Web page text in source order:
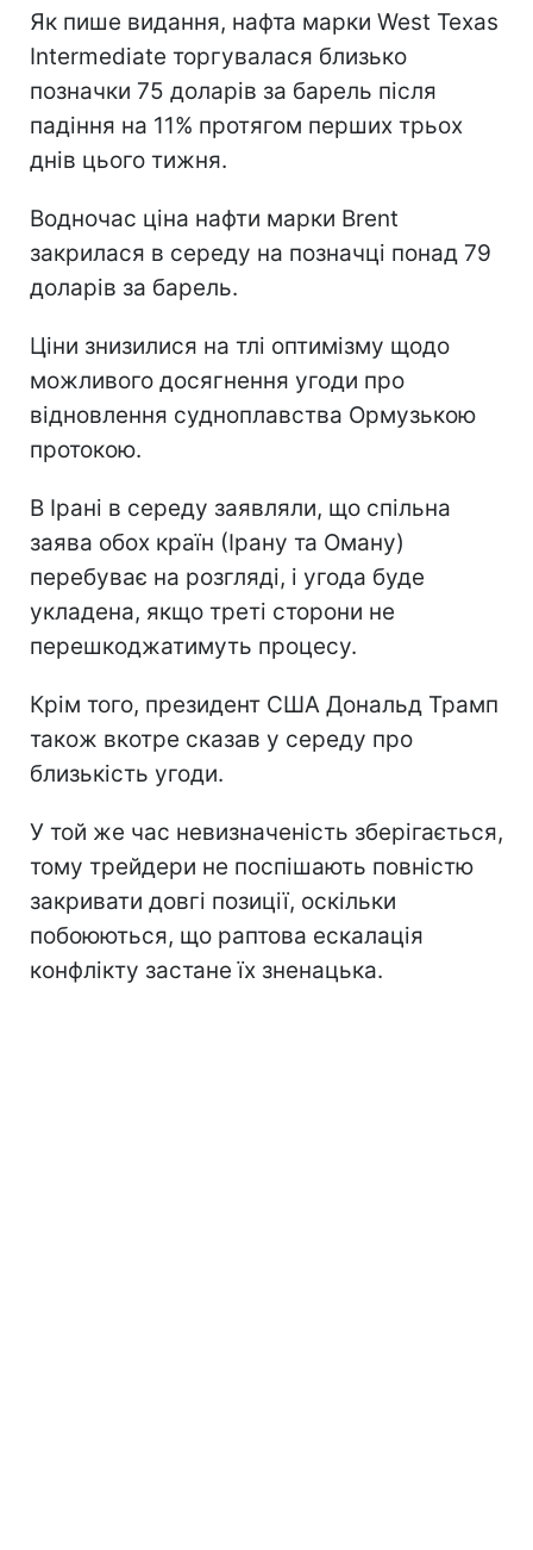
Як пише видання, нафта марки West Texas
Intermediate торгувалася близько
позначки 75 доларів за барель після
падіння на 11% протягом перших трьох
днів цього тижня.
Водночас ціна нафти марки Brent
закрилася в середу на позначці понад 79
доларів за барель.
Ціни знизилися на тлі оптимізму щодо
можливого досягнення угоди про
відновлення судноплавства Ормузькою
протокою.
В Ірані в середу заявляли, що спільна
заява обох країн (Ірану та Оману)
перебуває на розгляді, і угода буде
укладена, якщо треті сторони не
перешкоджатимуть процесу.
Крім того, президент США Дональд Трамп
також вкотре сказав у середу про
близькість угоди.
У той же час невизначеність зберігається,
тому трейдери не поспішають повністю
закривати довгі позиції, оскільки
побоюються, що раптова ескалація
конфлікту застане їх зненацька.